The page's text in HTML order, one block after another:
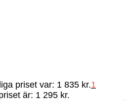
priset var: 1 835 kr.1
är: 1 295 kr.